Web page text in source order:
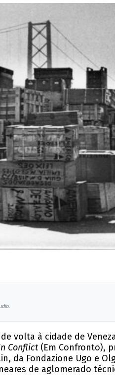
de volta à cidade de
Conflict(Em Confronto),
da Fondazione Ugo e
de aglomerado